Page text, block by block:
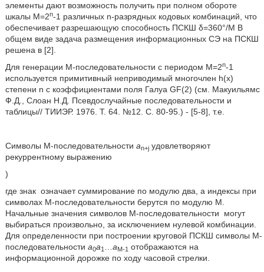
элементы дают возможность получить при полном обороте
шкалы М=2n-1 различных n-разрядных кодовых комбинаций, что
обеспечивает разрешающую способность ПСКШ δ=360°/М В
общем виде задача размещения информационных СЭ на ПСКШ
решена в [2].
Для генерации М-последовательности с периодом М=2n-1
используется примитивный неприводимый многочлен h(x)
степени n с коэффициентами поля Галуа GF(2) (см. Макуильямс
Ф.Д., Слоан Н.Д. Псевдослучайные последовательности и
таблицы// ТИИЭР. 1976. Т. 64. №12. С. 80-95.) - [5-8], т.е.
Символы М-последовательности an+jудовлетворяют
рекуррентному выражению
)
где знак означает суммирование по модулю два, а индексы при
символах М-последовательности берутся по модулю М.
Начальные значения символов М-последовательности
могут
выбираться произвольно, за исключением нулевой комбинации.
Для определенности при построении круговой ПСКШ символы М-
последовательности a0a1 aM-1 отображаются на
информационной дорожке по ходу часовой стрелки.